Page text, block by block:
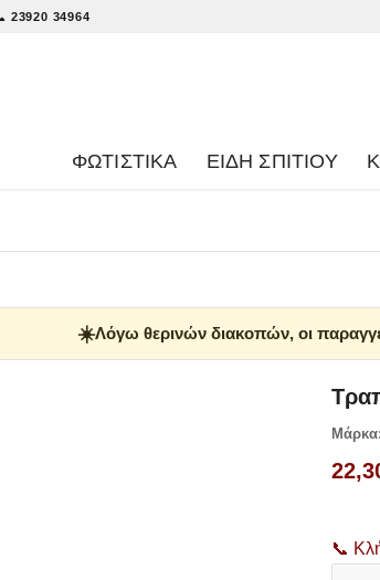
23920 34964
ΦΩΤΙΣΤΙΚΑ ΕΊΔΗ ΣΠΙΤΙΟΎ
☀️Λόγω θερινών διακοπών, οι
Μάρκα:
📞